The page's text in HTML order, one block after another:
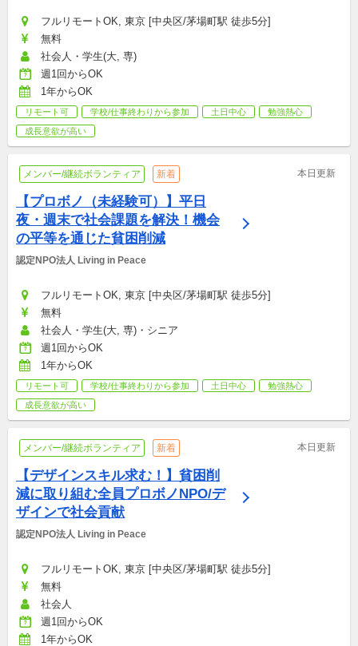
フルリモートOK, 東京 [中央区/茅場町駅 徒歩5分]
無料
社会人・学生(大, 専)
週1回からOK
1年からOK
リモート可 学校/仕事終わりから参加 土日中心
勉強熱心
成長意欲が高い
メンバー/継続ボランティア 新着 本日更新
【プロボノ（未経験可）】平日
夜・週末で社会課題を解決！機会
の平等を通じた貧困削減
認定NPO法人 Living in Peace
フルリモートOK, 東京 [中央区/茅場町駅 徒歩5分]
無料
社会人・学生(大, 専)・シニア
週1回からOK
1年からOK
リモート可 学校/仕事終わりから参加 土日中心
勉強熱心
成長意欲が高い
メンバー/継続ボランティア 新着 本日更新
【デザインスキル求む！】貧困削
減に取り組む全員プロボノNPO/デ
ザインで社会貢献
認定NPO法人 Living in Peace
フルリモートOK, 東京 [中央区/茅場町駅 徒歩5分]
無料
社会人
週1回からOK
1年からOK